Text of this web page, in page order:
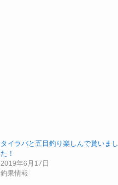
タイラバと五目釣り楽しんで貰いまし
た！
2019年6月17日
釣果情報